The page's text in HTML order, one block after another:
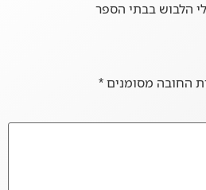
הלבוש בבתי הספר
החובה מסומנים*